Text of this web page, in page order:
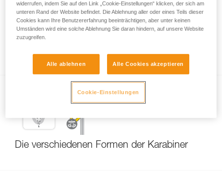
Die verschiedenen Formen der Karabiner
widerrufen, indem Sie auf den Link „Cookie-Einstellungen“ klicken, der sich am
unteren Rand der Website befindet. Die Ablehnung aller oder eines Teils dieser
Cookies kann Ihre Benutzererfahrung beeinträchtigen, aber unter keinen
Umständen wird eine solche Ablehnung Sie daran hindern, auf unsere Website
zuzugreifen.
Alle ablehnen Alle Cookies akzeptieren
Cookie-Einstellungen